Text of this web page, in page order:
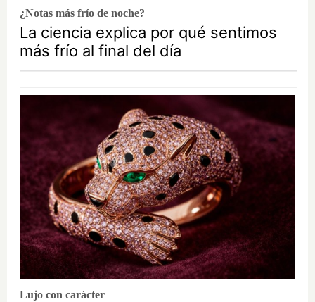
¿Notas más frío de noche?
La ciencia explica por qué sentimos
más frío al final del día
Lujo con carácter